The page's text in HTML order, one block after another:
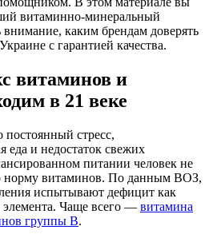
витаминно-минеральный
внимание, каким брендам доверять
с гарантией качества.
витаминов и
в 21 веке
стресс,
еда и недостаток свежих
питании человек не
норму витаминов. По данным ВОЗ,
испытывают дефицит как
Чаще всего — витамина
группы B.